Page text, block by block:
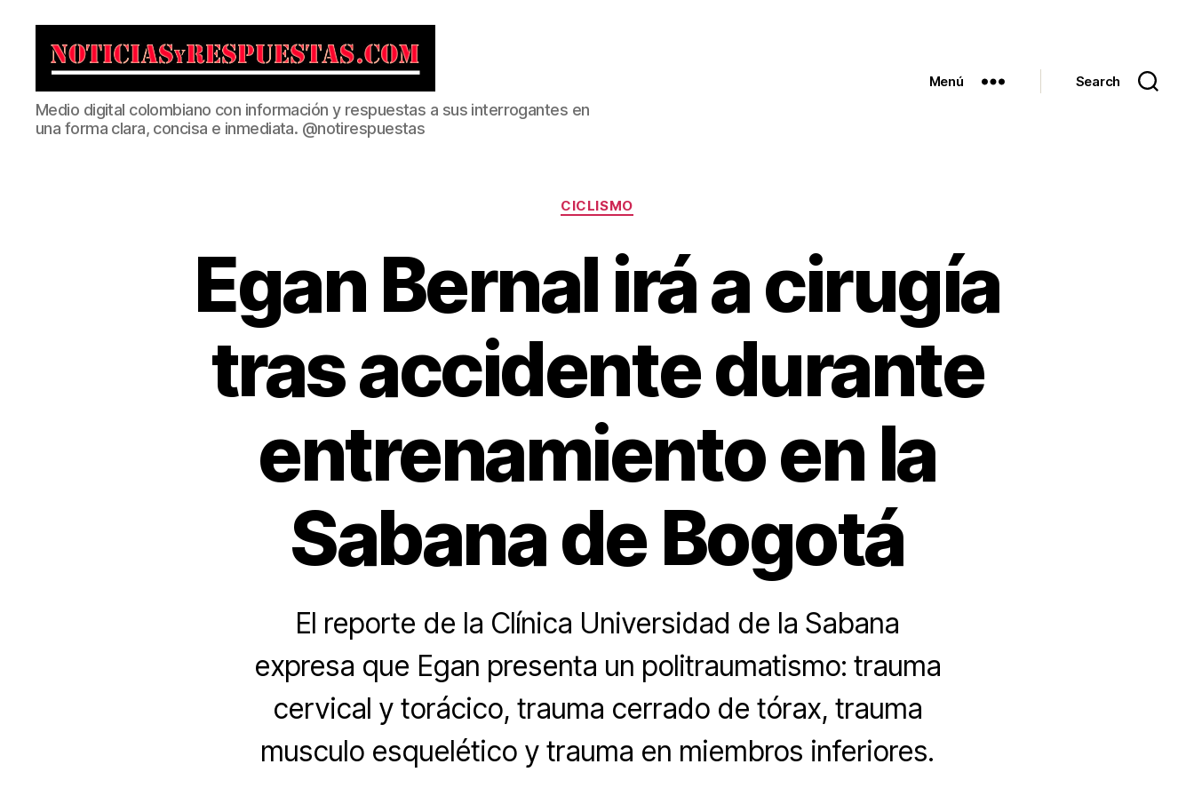
Noticias
y
Respuestas
Medio digital colombiano con información y respuestas a sus interrogantes en
una forma clara, concisa e inmediata. @notirespuestas
Menú Search
Categorías
CICLISMO
Egan Bernal irá a cirugía
tras accidente durante
entrenamiento en la
Sabana de Bogotá
El reporte de la Clínica Universidad de la Sabana
expresa que Egan presenta un politraumatismo: trauma
cervical y torácico, trauma cerrado de tórax, trauma
musculo esquelético y trauma en miembros inferiores.